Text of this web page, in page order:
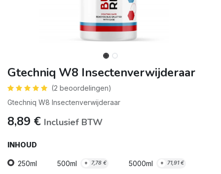
Gtechniq W8 Insectenverwijderaar
(2 beoordelingen)
Gtechniq W8 Insectenverwijderaar
8,89 € Inclusief BTW
INHOUD
250ml 500ml + 7,78 € 5000ml + 71,91€